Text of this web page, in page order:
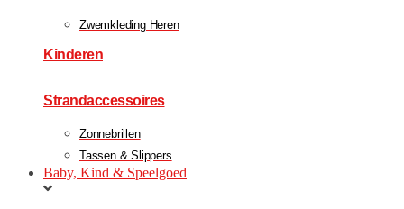
Zwemkleding Heren
Kinderen
Strandaccessoires
Zonnebrillen
Tassen & Slippers
Baby, Kind & Speelgoed